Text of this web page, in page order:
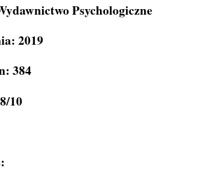
Psychologiczne
2019
384
10